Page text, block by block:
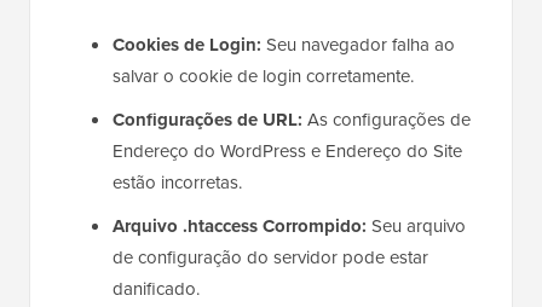
Cookies de Login: Seu navegador falha ao
salvar o cookie de login corretamente.
Configurações de URL: As configurações de
Endereço do WordPress e Endereço do Site
estão incorretas.
Arquivo .htaccess Corrompido: Seu arquivo
de configuração do servidor pode estar
danificado.